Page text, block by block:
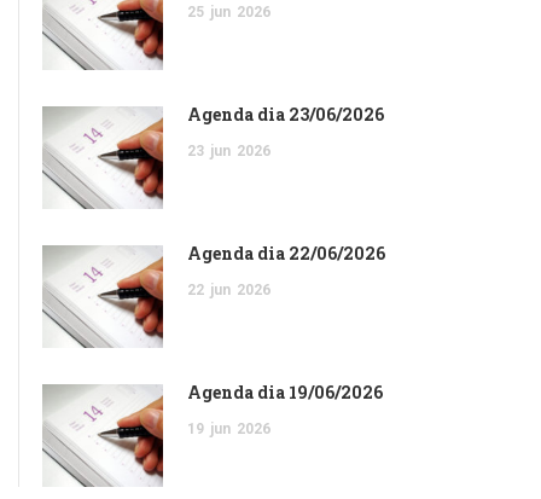
25 jun 2026
Agenda dia 23/06/2026
23 jun 2026
Agenda dia 22/06/2026
22 jun 2026
Agenda dia 19/06/2026
19 jun 2026